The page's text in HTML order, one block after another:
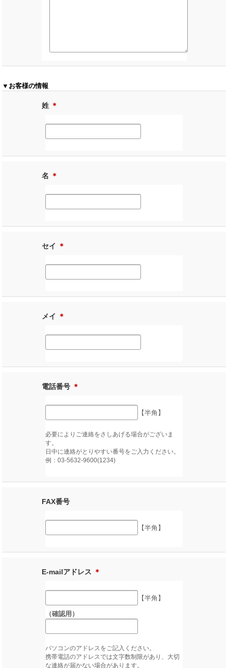
▼お客様の情報
姓 ＊
名 ＊
セイ ＊
メイ ＊
電話番号 ＊
【半角】
必要によりご連絡をさしあげる場合がございま
す。
日中に連絡がとりやすい番号をご入力ください。
例：03-5632-9600(1234)
FAX番号
【半角】
E-mailアドレス ＊
【半角】
（確認用）
パソコンのアドレスをご記入ください。
携帯電話のアドレスでは文字数制限があり、大切
な連絡が届かない場合があります。